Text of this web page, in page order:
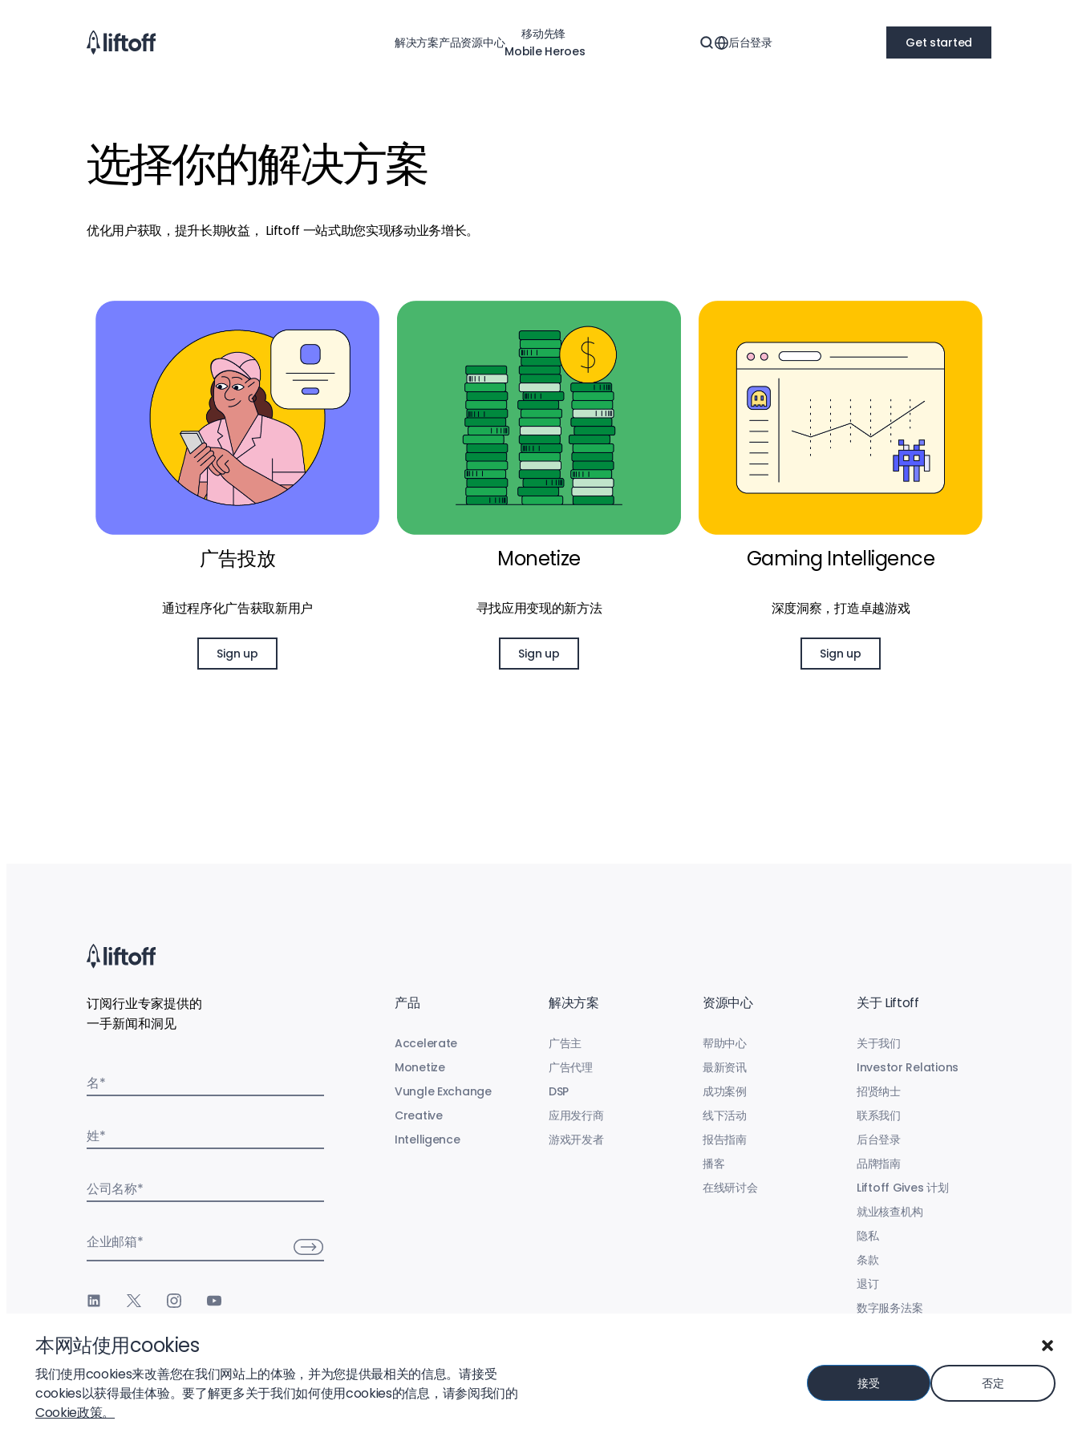
本网站使用cookies
我们使用cookies来改善您在我们网站上的体验，并为您提供最相关的信息。请接受
cookies以获得最佳体验。要了解更多关于我们如何使用cookies的信息，请参阅我们的
Cookie政策。
接受 否定
解决方案产品资源中心
移动先锋
Mobile Heroes
后台登录 Get started
选择你的解决方案
优化用户获取，提升长期收益， Liftoff 一站式助您实现移动业务增长。
广告投放
通过程序化广告获取新用户
Sign up
Monetize
寻找应用变现的新方法
Sign up
Gaming Intelligence
深度洞察，打造卓越游戏
Sign up
订阅行业专家提供的
一手新闻和洞见
名*
姓*
公司名称*
企业邮箱*
产品
Accelerate
Monetize
Vungle Exchange
Creative
Intelligence
解决方案
广告主
广告代理
DSP
应用发行商
游戏开发者
资源中心
帮助中心
最新资讯
成功案例
线下活动
报告指南
播客
在线研讨会
关于 Liftoff
关于我们
Investor Relations
招贤纳士
联系我们
后台登录
品牌指南
Liftoff Gives 计划
就业核查机构
隐私
条款
退订
数字服务法案
© 2026 Liftoff, Inc.